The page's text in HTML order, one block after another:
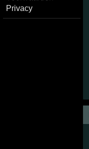
Privacy